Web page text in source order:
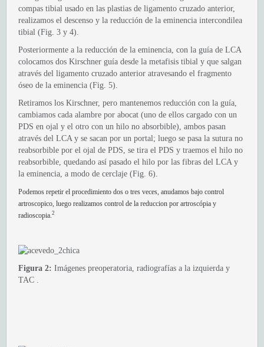
compas tibial usado en las plastias de ligamento cruzado anterior,
realizamos el descenso y la reducción de la eminencia intercondilea
tibial (Fig. 3 y 4).
Posteriormente a la reducción de la eminencia, con la guía de LCA
colocamos dos Kirschner guía desde la metafisis tibial y que salgan
através del ligamento cruzado anterior atravesando el fragmento
óseo de la eminencia (Fig. 5).
Retiramos los Kirschner, pero mantenemos reducción con la guía,
cambiamos cada alambre por abocat (uno de ellos cargado con un
PDS en ojal y el otro con un hilo no absorbible), ambos pasan
através del LCA y se sacan por un portal; luego se pasa la sutura no
reabsorbible por el ojal de PDS, se tira el PDS y traemos el hilo no
reabsorbible, quedando así pasado el hilo por las fibras del LCA y
la eminencia, a modo de cerclaje (Fig. 6).
Podemos repetir el procedimiento dos o tres veces, anudamos bajo control
artroscopico, luego realizamos control de la reduccion por artroscópia y
radioscopia. 2
Figura 2: Imágenes preoperatoria, radiografías a la izquierda y
TAC .